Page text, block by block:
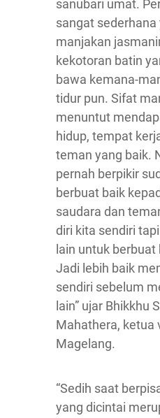
sanubari umat.
sangat
manjakan
kekotoran batin
bawa kemana-
tidur pun. Sifat
menuntut
hidup, tempat
teman yang baik.
pernah berpikir
berbuat baik
saudara dan
diri kita sendiri
lain untuk
Jadi lebih baik
sendiri sebelum
lain” ujar Bhikkhu
Mahathera, ketua
Magelang.
“Sedih saat
yang dicintai